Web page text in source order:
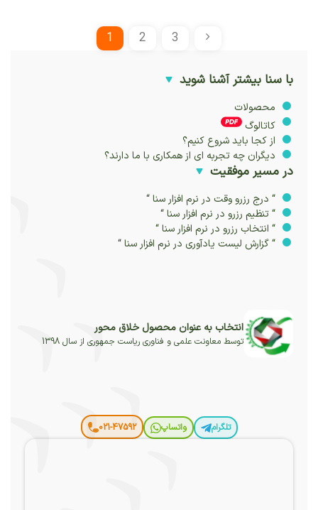
1 2 3
با سنا بیشتر آشنا شوید
محصولات
کاتالوگ
از کجا باید شروع کنیم؟
دیگران چه تجربه ای از همکاری با ما دارند؟
در مسیر موفقیت
“ درج رزرو وقت در نرم افزار سنا “
“ تنظیم رزرو در نرم افزار سنا “
“ انتخاب رزرو در نرم افزار سنا “
“ گزارش لیست یادآوری در نرم افزار سنا “
انتخاب به عنوان محصول خلاق محور
توسط معاونت علمی و فناوری ریاست جمهوری از سال 1398
تلگرام واتساپ 021-47592